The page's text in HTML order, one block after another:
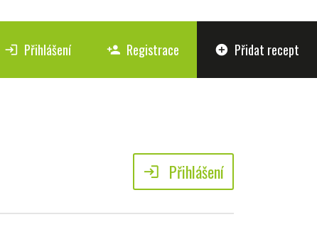
login Přihlášení person_add Registrace add_circle Přidat recept
login Přihlášení